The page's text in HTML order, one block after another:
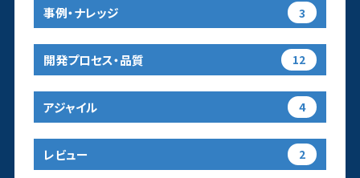
事例・ナレッジ 3
開発プロセス・品質 12
アジャイル 4
レビュー 2